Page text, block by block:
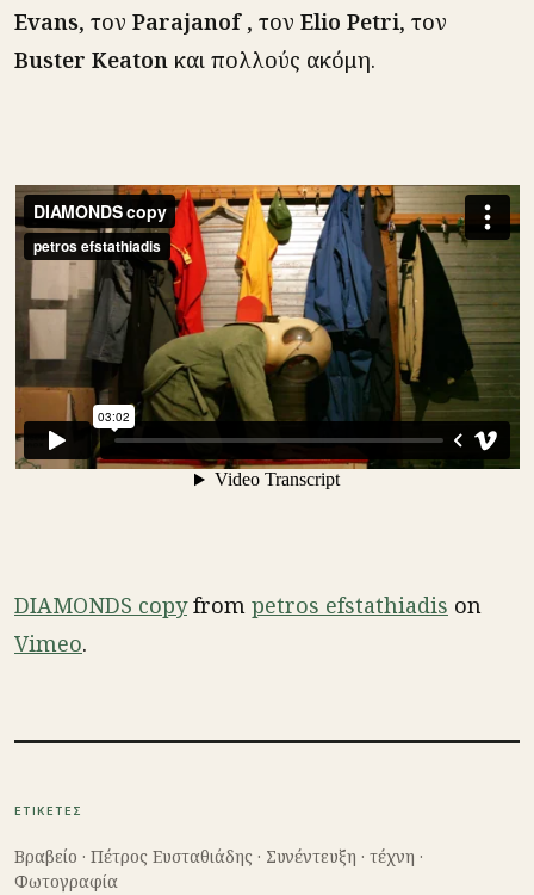
Evans, τον Parajanof, τον Elio Petri, τον
Buster Keaton και πολλούς ακόμη.
DIAMONDS copyfrom petros efstathiadis on
Vimeo.
ΕΤΙΚΕΤΕΣ
Βραβείο · Πέτρος Ευσταθιάδης · Συνέντευξη · τέχνη ·
Φωτογραφία